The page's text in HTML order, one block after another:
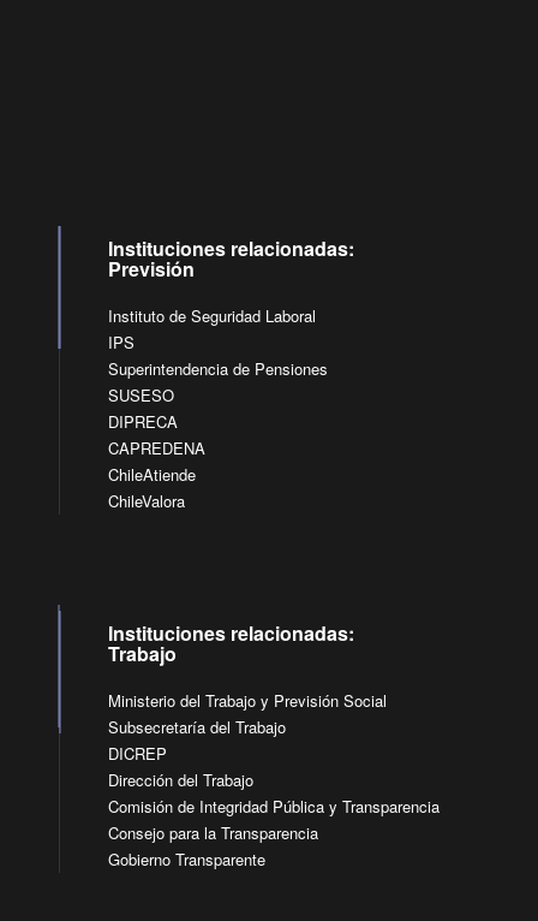
Instituciones relacionadas:
Previsión
Instituto de Seguridad Laboral
IPS
Superintendencia de Pensiones
SUSESO
DIPRECA
CAPREDENA
ChileAtiende
ChileValora
Instituciones relacionadas:
Trabajo
Ministerio del Trabajo y Previsión Social
Subsecretaría del Trabajo
DICREP
Dirección del Trabajo
Comisión de Integridad Pública y Transparencia
Consejo para la Transparencia
Gobierno Transparente